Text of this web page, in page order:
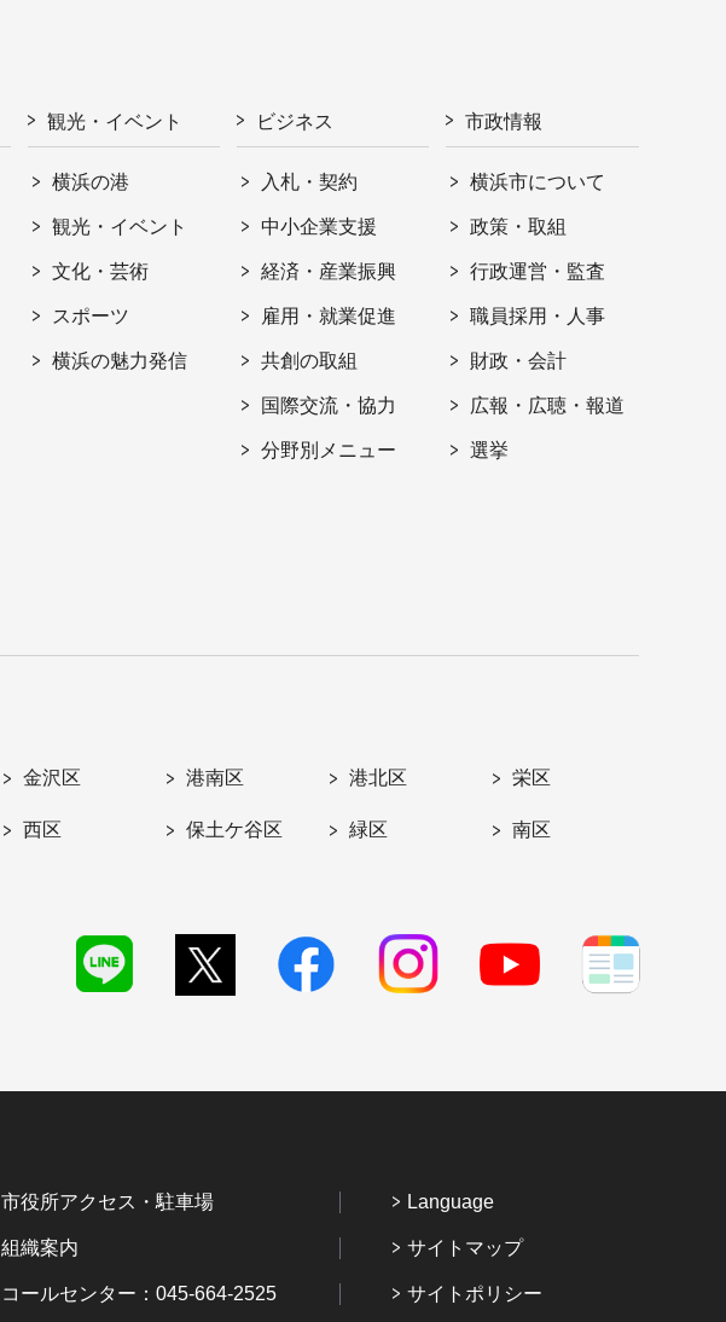
観光・イベント
横浜の港
観光・イベント
文化・芸術
スポーツ
横浜の魅力発信
ビジネス
入札・契約
中小企業支援
経済・産業振興
雇用・就業促進
共創の取組
国際交流・協力
分野別メニュー
市政情報
横浜市について
政策・取組
行政運営・監査
職員採用・人事
財政・会計
広報・広聴・報道
選挙
金沢区 港南区 港北区 栄区
西区 保土ケ谷区 緑区 南区
市役所アクセス・駐車場
組織案内
コールセンター：045-664-2525
Language
サイトマップ
サイトポリシー